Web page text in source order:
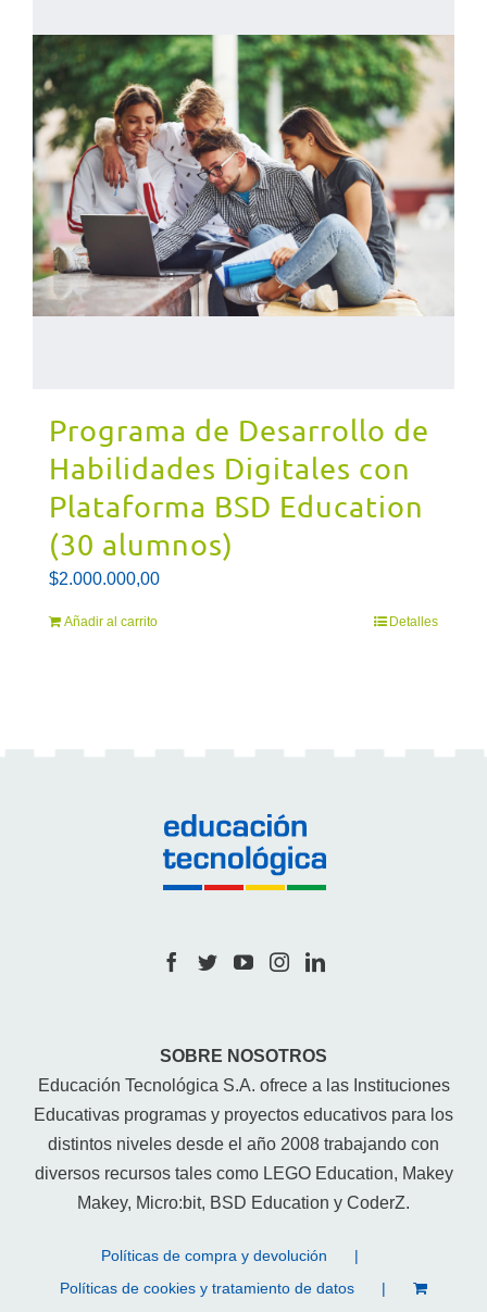
Programa de Desarrollo de
Habilidades Digitales con
Plataforma BSD Education
(30 alumnos)
$2.000.000,00
Añadir al carrito Detalles
SOBRE NOSOTROS
Educación Tecnológica S.A. ofrece a las Instituciones
Educativas programas y proyectos educativos para los
distintos niveles desde el año 2008 trabajando con
diversos recursos tales como LEGO Education, Makey
Makey, Micro:bit, BSD Education y CoderZ.
Políticas de compra y devolución
Políticas de cookies y tratamiento de datos